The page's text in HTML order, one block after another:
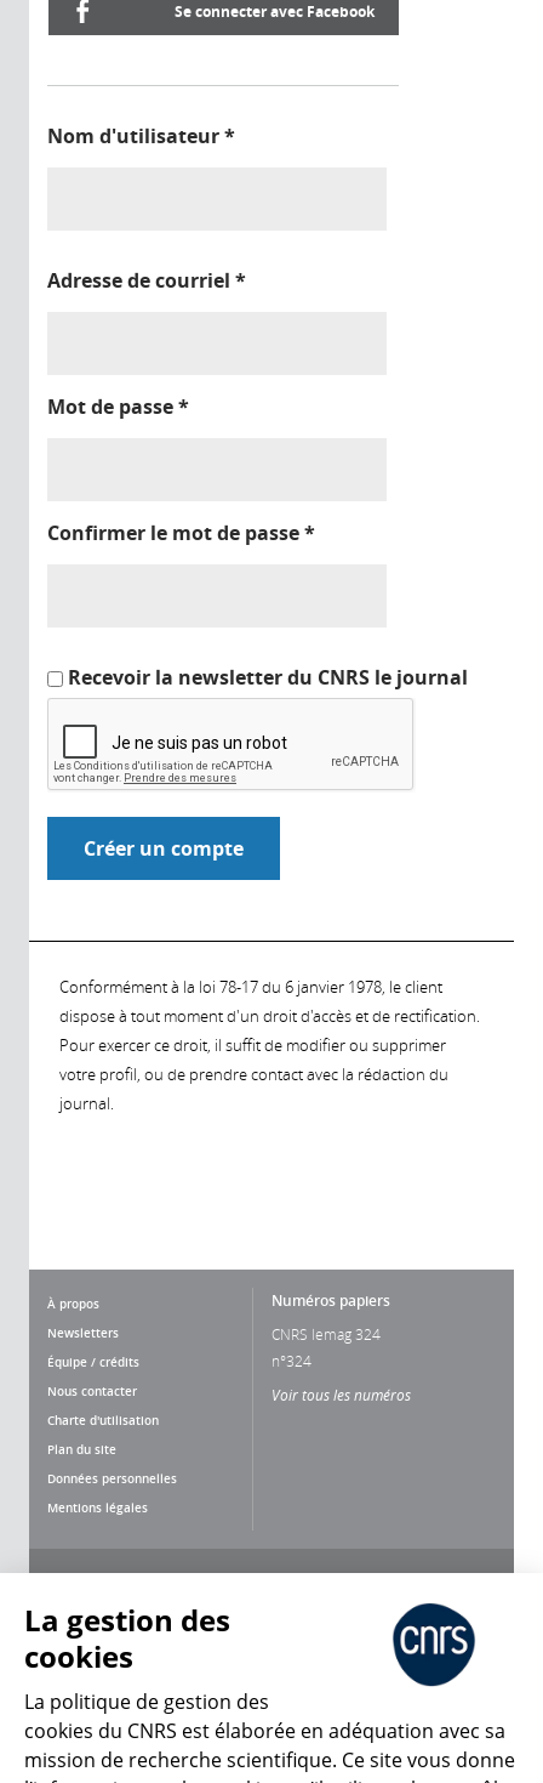
Se connecter avec Facebook
Nom d'utilisateur*
Adresse de courriel *
Mot de passe*
Confirmer le mot de passe*
Recevoir la newsletter du CNRS le journal
Conformément à la loi 78-17 du 6 janvier 1978, le client
dispose à tout moment d'un droit d'accès et de rectification.
Pour exercer ce droit, il suffit de modifier ou supprimer
votre profil, ou de prendre contact avec la rédaction du
journal.
À propos
Newsletters
Équipe / crédits
Nous contacter
Charte d'utilisation
Plan du site
Données personnelles
Mentions légales
Numéros papiers
CNRS lemag 324
n°324
Voir tous les numéros
CNRS Le Mag
La gestion des
cookies
La politique de gestion des
cookies du CNRS est élaborée en adéquation avec sa
mission de recherche scientifique. Ce site vous donne